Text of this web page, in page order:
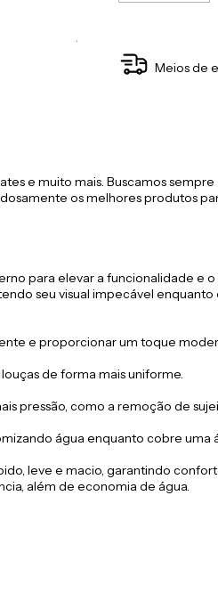
Meios de
e muito mais. Buscamos
os melhores produtos
para elevar a funcionalidade e
seu visual impecável
e proporcionar um toque
de forma mais uniforme.
pressão, como a remoção de
água enquanto cobre uma
leve e macio, garantindo
além de economia de água.